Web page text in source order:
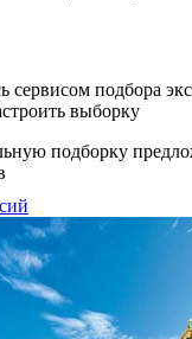
сервисом подбора
выборку
подборку